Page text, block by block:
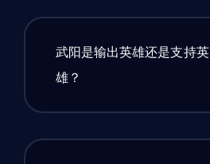
武阳是输出英雄还是支持英
雄？